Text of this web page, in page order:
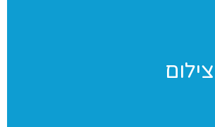
לנבחרת שלכם? אנחנו נבוא אליכם ליום